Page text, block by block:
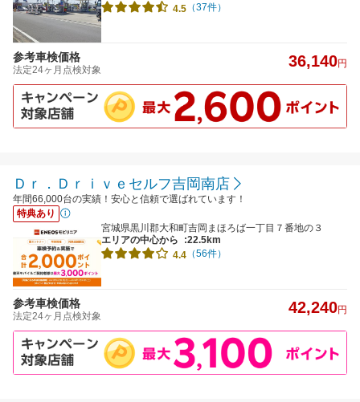
4.5 （37件）
参考車検価格
法定24ヶ月点検対象 36,140円
Ｄｒ．Ｄｒｉｖｅセルフ吉岡南店
年間66,000台の実績！安心と信頼で選ばれています！
特典あり
宮城県黒川郡大和町吉岡まほろば一丁目７番地の３
エリアの中心から
:22.5km
4.4 （56件）
参考車検価格
法定24ヶ月点検対象 42,240円